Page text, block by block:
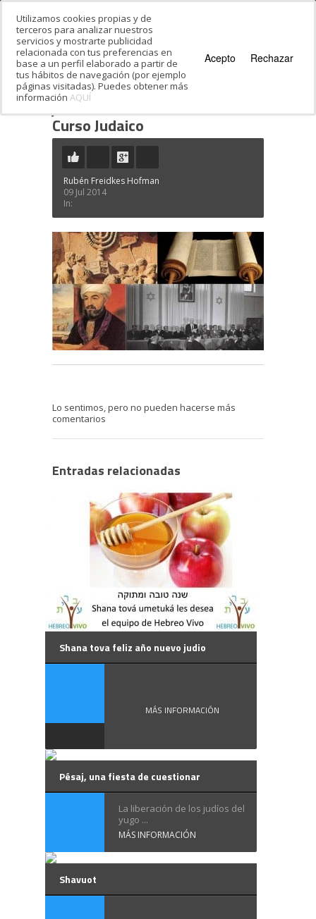
Estás en:
Judaico
Curso Judaico
Rubén Freidkes Hofman
09 Jul 2014
In:
Lo sentimos, pero no pueden hacerse más
comentarios
Entradas relacionadas
Shana tova feliz año nuevo judio
MÁS INFORMACIÓN
Pésaj, una fiesta de cuestionar
La liberación de los judíos del
yugo ...
MÁS INFORMACIÓN
Shavuot
Utilizamos cookies propias y de
terceros para analizar nuestros
servicios y mostrarte publicidad
relacionada con tus preferencias en
base a un perfil elaborado a partir de
tus hábitos de navegación (por ejemplo
páginas visitadas). Puedes obtener más
información AQUÍ
Acepto Rechazar